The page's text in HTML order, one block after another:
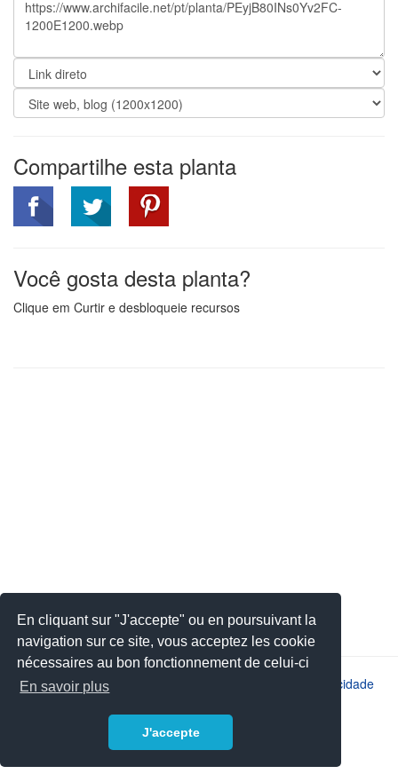
En cliquant sur "J'accepte" ou en poursuivant la
navigation sur ce site, vous acceptez les cookie
nécessaires au bon fonctionnement de celui-ci
En savoir plus
J'accepte
Compartilhe esta planta
Você gosta desta planta?
Clique em Curtir e desbloqueie recursos
2026 © JSYS |Contato Política de privacidade